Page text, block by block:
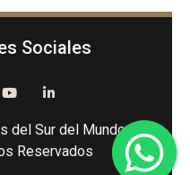
Sociales
del Sur del Mundo -
Reservados